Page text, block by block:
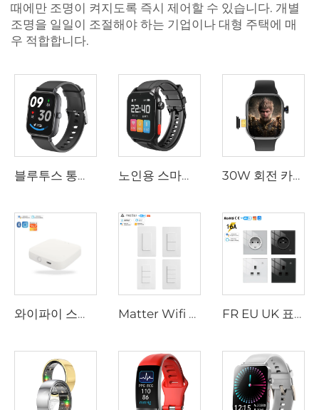
때에만 조명이 켜지도록 즉시 제어할 수 있습니다. 개별
조명을 일일이 조절해야 하는 기업이나 대형 주택에 매
우 적합합니다.
블루투스 통화, 피트니스 트래커, 심박수, 혈중 산소, 수면 모니터링, 사용자 정의 시계 페이스 지원 남성용 여성용 스마트 메탈 브레이슬릿 노인용 스마트워치 GPS 위치 확인 통화 SOS 낙상 감지 심박수 혈압 모니터 시니어용 스마트워치 스마트 밴드 30W 회전 카메라 탑재 4G LTE 안드로이드 스마트워치, 글로벌 버전 언락 스마트워치 전화, 독립 통화 가능 스마트 밴드
와이파이 스마트 기기 호환, 스마트 라이프 앱 원격 제어 지원 실내용 튜야 스마트 홈 다중 모드 미니 스마트 홈 게이트웨이 Matter Wifi 스마트 스위치 2025년 인기 신제품 Tuya 스마트 스위치 스마트 라이프 원격 제어 스위치 벽면 패널 스마트 홈 제품 FR EU UK 표준 스마트 소켓 Wifi 벽면 소켓 100-240V 음성 제어 앱 예약 자녀 안전 잠금 모드 프리미엄 품질